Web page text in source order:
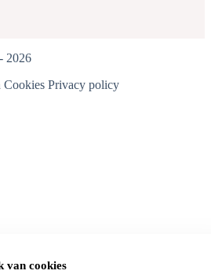
van cookies
2026
Cookies Privacy policy